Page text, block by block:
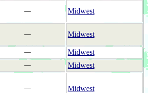
― Midwest
― Midwest
―
Midwest
―
Midwest
― Midwest